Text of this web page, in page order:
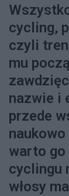
cycling,
czyli
mu
nazwie i
przede
warto
cyclingu
włosy